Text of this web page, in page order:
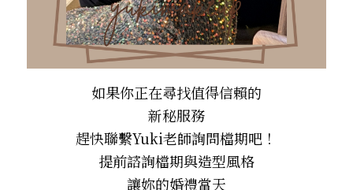
如果你正在尋找值得信賴的
新秘服務
趕快聯繫Yuki老師詢問檔期吧！
提前諮詢檔期與造型風格
讓妳的婚禮當天